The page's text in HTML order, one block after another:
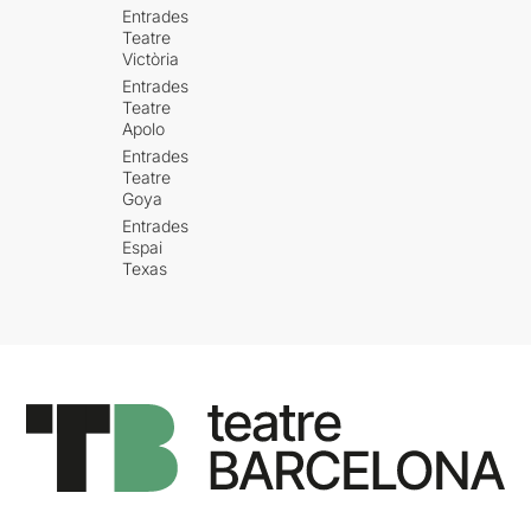
Entrades
Teatre
Victòria
Entrades
Teatre
Apolo
Entrades
Teatre
Goya
Entrades
Espai
Texas